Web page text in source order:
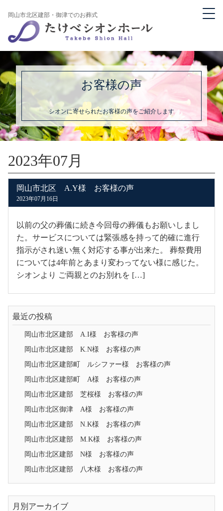
岡山市北区建部・御津でのお葬式
お客様の声
シオンに寄せられたお客様の声をご紹介します
2023年07月
岡山市北区 A.Y様 お客様の声
2023年07月16日
以前の父の葬儀に続き今回母の葬儀もお願いしまし
た。サービスについては緊張感を持って的確に進行
指示がされ迷い無く対応する事が出来た。 葬祭費用
については4年前とあまり変わってない様に感じた。
シオンより ご両親とのお別れを […]
最近の投稿
岡山市北区建部 A.I様 お客様の声
岡山市北区建部 K.N様 お客様の声
岡山市北区建部町 ルシファー様 お客様の声
岡山市北区建部町 A様 お客様の声
岡山市北区建部 芝桜様 お客様の声
岡山市北区御津 A様 お客様の声
岡山市北区建部 N.K様 お客様の声
岡山市北区建部 M.K様 お客様の声
岡山市北区建部 N様 お客様の声
岡山市北区建部 八木様 お客様の声
月別アーカイブ